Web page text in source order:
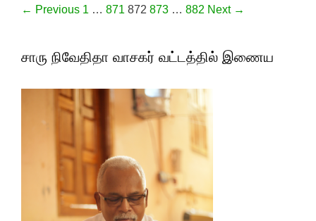
Post navigation
← Previous 1 … 871 872 873 … 882 Next →
சாரு நிவேதிதா வாசகர் வட்டத்தில் இணைய